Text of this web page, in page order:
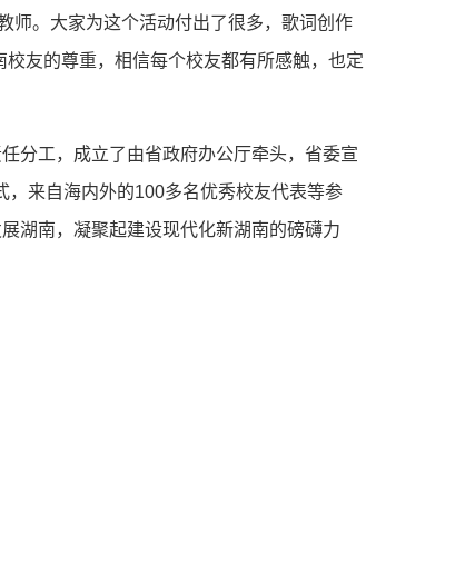
师。大家为这个活动付出了很多，歌词创作
友的尊重，相信每个校友都有所感触，也定
分工，成立了由省政府办公厅牵头，省委宣
，来自海内外的100多名优秀校友代表等参
湖南，凝聚起建设现代化新湖南的磅礴力